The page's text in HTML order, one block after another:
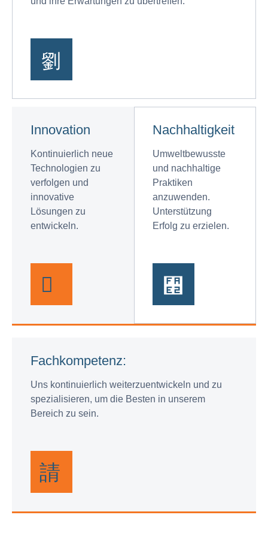
Innovation
Kontinuierlich neue
Technologien zu
verfolgen und
innovative
Lösungen zu
entwickeln.
Nachhaltigkeit
Umweltbewusste
und nachhaltige
Praktiken
anzuwenden.
Unterstützung
Erfolg zu erzielen.
Fachkompetenz:
Uns kontinuierlich weiterzuentwickeln und zu
spezialisieren, um die Besten in unserem
Bereich zu sein.